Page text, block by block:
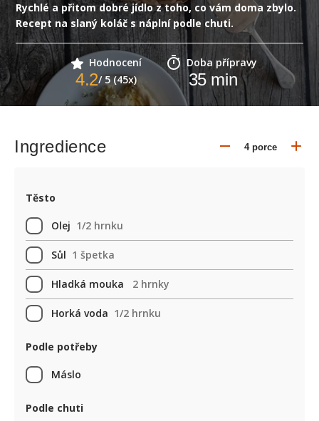
Rychlé a přitom dobré jídlo z toho, co vám doma zbylo.
Recept na slaný koláč s náplní podle chuti.
Hodnocení
4.2/ 5 (45x)
Doba přípravy
35min
Ingredience
Těsto
Olej 1/2 hrnku
Sůl 1 špetka
Hladká mouka 2 hrnky
Horká voda 1/2 hrnku
Podle potřeby
Máslo
Podle chuti